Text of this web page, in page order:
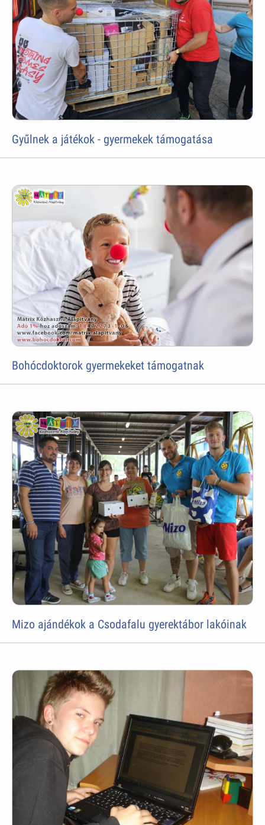
Gyűlnek a játékok - gyermekek támogatása
Bohócdoktorok gyermekeket támogatnak
Mizo ajándékok a Csodafalu gyerektábor lakóinak